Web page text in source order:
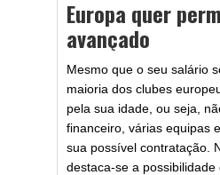
Europa quer
avançado
Mesmo que o seu salário
maioria dos clubes
pela sua idade, ou seja,
financeiro, várias equipas
sua possível contratação.
destaca-se a